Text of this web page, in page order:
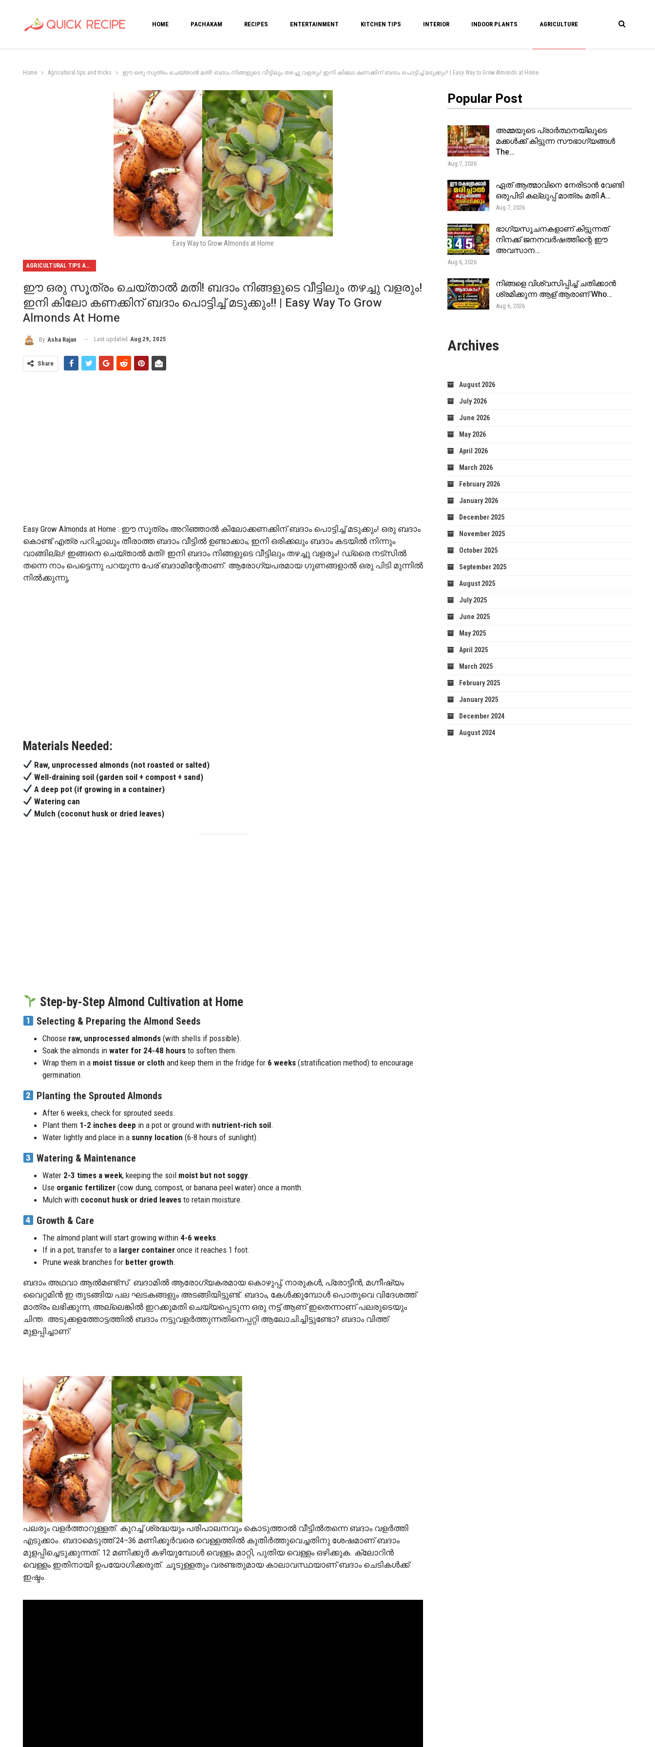
HOME PACHAKAM RECIPES ENTERTAINMENT KITCHEN TIPS INTERIOR INDOOR PLANTS AGRICULTURE
Home Agricultural tips and tricks ഈ ഒരു സൂത്രം ചെയ്താൽ മതി! ബദാം നിങ്ങളുടെ വീട്ടിലും തഴച്ചു വളരും! ഇനി കിലോ കണക്കിന് ബദാം പൊട്ടിച്ച് മടുക്കും!! | Easy Way to Grow Almonds at Home
Easy Way to Grow Almonds at Home
AGRICULTURAL TIPS AND TRICKS
ഈ ഒരു സൂത്രം ചെയ്താൽ മതി! ബദാം നിങ്ങളുടെ വീട്ടിലും തഴച്ചു വളരും!
ഇനി കിലോ കണക്കിന് ബദാം പൊട്ടിച്ച് മടുക്കും!! | Easy Way To Grow
Almonds At Home
By Asha Rajan Last updated Aug 29, 2025
Share
Easy Grow Almonds at Home : ഈ സൂത്രം അറിഞ്ഞാൽ കിലോക്കണക്കിന് ബദാം പൊട്ടിച്ച് മടുക്കും! ഒരു ബദാം
കൊണ്ട് എത്ര പറിച്ചാലും തീരാത്ത ബദാം വീട്ടിൽ ഉണ്ടാക്കാം; ഇനി ഒരിക്കലും ബദാം കടയിൽ നിന്നും
വാങ്ങില്ല! ഇങ്ങനെ ചെയ്താൽ മതി! ഇനി ബദാം നിങ്ങളുടെ വീട്ടിലും തഴച്ചു വളരും! ഡ്രൈ നട്‌സില്‍
തന്നെ നാം പെട്ടെന്നു പറയുന്ന പേര് ബദാമിന്റേതാണ്. ആരോഗ്യപരമായ ഗുണങ്ങളാല്‍ ഒരു പിടി മുന്നില്‍
നില്‍ക്കുന്നു,
Materials Needed:
Raw, unprocessed almonds (not roasted or salted)
Well-draining soil (garden soil + compost + sand)
A deep pot (if growing in a container)
Watering can
Mulch (coconut husk or dried leaves)
Step-by-Step Almond Cultivation at Home
Selecting & Preparing the Almond Seeds
Choose raw, unprocessed almonds (with shells if possible).
Soak the almonds in water for 24-48 hours to soften them.
Wrap them in a moist tissue or cloth and keep them in the fridge for 6 weeks (stratification method) to encourage
germination.
Planting the Sprouted Almonds
After 6 weeks, check for sprouted seeds.
Plant them 1-2 inches deep in a pot or ground with nutrient-rich soil.
Water lightly and place in a sunny location (6-8 hours of sunlight).
Watering & Maintenance
Water 2-3 times a week, keeping the soil moist but not soggy.
Use organic fertilizer (cow dung, compost, or banana peel water) once a month.
Mulch with coconut husk or dried leaves to retain moisture.
Growth & Care
The almond plant will start growing within 4-6 weeks.
If in a pot, transfer to a larger container once it reaches 1 foot.
Prune weak branches for better growth.
ബദാം അഥവാ ആല്‍മണ്ട്‌സ്. ബദാമില്‍ ആരോഗ്യകരമായ കൊഴുപ്പ്, നാരുകള്‍, പ്രോട്ടീന്‍, മഗ്നീഷ്യം
വൈറ്റമിന്‍ ഇ തുടങ്ങിയ പല ഘടകങ്ങളും അടങ്ങിയിട്ടുണ്ട്. ബദാം, കേൾക്കുമ്പോൾ പൊതുവെ വിദേശത്ത്
മാത്രം ലഭിക്കുന്ന, അല്ലെങ്കിൽ ഇറക്കുമതി ചെയ്യപ്പെടുന്ന ഒരു നട്ട് ആണ് ഇതെന്നാണ് പലരുടെയും
ചിന്ത. അടുക്കളത്തോട്ടത്തില്‍ ബദാം നട്ടുവളര്‍ത്തുന്നതിനെപ്പറ്റി ആലോചിച്ചിട്ടുണ്ടോ? ബദാം വിത്ത്
മുളപ്പിച്ചാണ്
പലരും വളര്‍ത്താറുള്ളത്. കുറച്ച് ശ്രദ്ധയും പരിപാലനവും കൊടുത്താൽ വീട്ടിൽതന്നെ ബദാം വളർത്തി
എടുക്കാം. ബദാമെടുത്ത് 24–36 മണിക്കൂർവരെ വെള്ളത്തിൽ കുതിർത്തുവെച്ചതിനു ശേഷമാണ് ബദാം
മുളപ്പിച്ചെടുക്കുന്നത്. 12 മണിക്കൂർ കഴിയുമ്പോൾ വെള്ളം മാറ്റി, പുതിയ വെള്ളം ഒഴിക്കുക. ക്ലോറിൻ
വെള്ളം ഇതിനായി ഉപയോഗിക്കരുത്. ചൂടുള്ളതും വരണ്ടതുമായ കാലാവസ്ഥയാണ് ബദാം ചെടികള്‍ക്ക്
ഇഷ്ടം.
Popular Post
അമ്മയുടെ പ്രാർത്ഥനയിലൂടെ
മക്കൾക്ക് കിട്ടുന്ന സൗഭാഗ്യങ്ങൾ
The…
Aug 7, 2026
ഏത് ആത്മാവിനെ നേരിടാൻ വേണ്ടി
ഒരുപിടി കല്ലുപ്പ് മാത്രം മതി A…
Aug 7, 2026
ഭാഗ്യസൂചനകളാണ് കിട്ടുന്നത്
നിനക്ക് ജനനവർഷത്തിന്റെ ഈ
അവസാന…
Aug 6, 2026
നിങ്ങളെ വിശ്വസിപ്പിച്ച് ചതിക്കാൻ
ശ്രമിക്കുന്ന ആള് ആരാണ് Who…
Aug 6, 2026
Archives
August 2026
July 2026
June 2026
May 2026
April 2026
March 2026
February 2026
January 2026
December 2025
November 2025
October 2025
September 2025
August 2025
July 2025
June 2025
May 2025
April 2025
March 2025
February 2025
January 2025
December 2024
August 2024